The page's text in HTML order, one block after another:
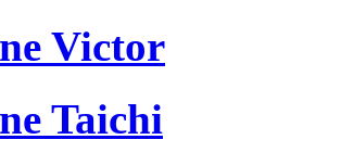
Victor
Taichi